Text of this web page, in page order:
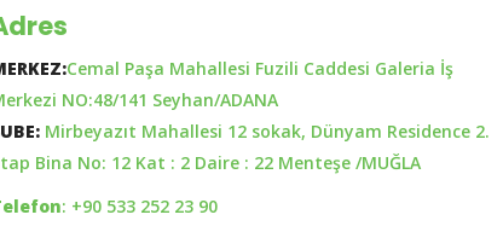
Cemal Paşa Mahallesi Fuzili Caddesi Galeria İş
NO:48/141 Seyhan/ADANA
Mirbeyazıt Mahallesi 12 sokak, Dünyam Residence 2.
Bina No: 12 Kat : 2 Daire : 22 Menteşe /MUĞLA
: +90 533 252 23 90